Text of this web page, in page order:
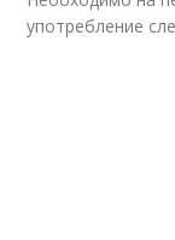
употребление